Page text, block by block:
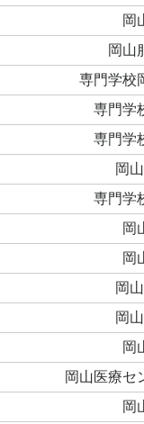
岡
岡山
専門学校
専門学
専門学
岡
専門学
岡
岡
岡
岡
岡
岡山医療セ
岡